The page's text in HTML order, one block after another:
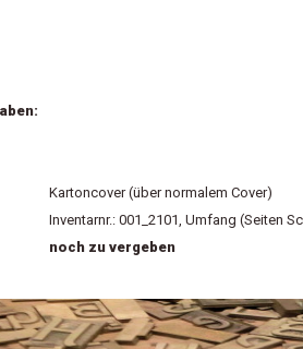
Kartoncover (über normalem Cover)
Inventarnr.: 001_2101, Umfang (Seiten
noch zu vergeben